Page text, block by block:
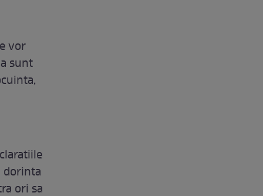
vor
sunt
dorinta
ori sa